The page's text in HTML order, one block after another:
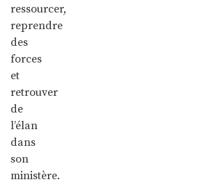
ressourcer,
reprendre
des
forces
et
retrouver
de
l’élan
dans
son
ministère.